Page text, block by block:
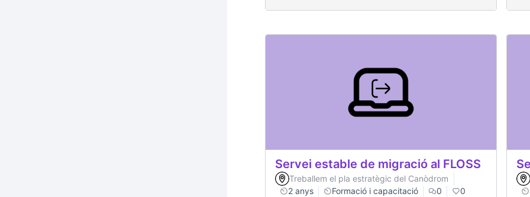
Servei estable de migració al FLOSS
Treballem el pla estratègic del Canòdrom
2 anys
Formació i capacitació 0 0